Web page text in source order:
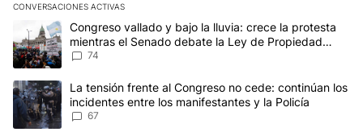
CONVERSACIONES ACTIVAS
Este listado muestra los artículos con más comentarios en los
Un artículo de tendencia con el título "Congreso vallado y bajo
Congreso vallado y bajo la lluvia: crece la protesta
mientras el Senado debate la Ley de Propiedad
Privada
74
Un artículo de tendencia con el título "La tensión frente al
La tensión frente al Congreso no cede: continúan los
incidentes entre los manifestantes y la Policía
67